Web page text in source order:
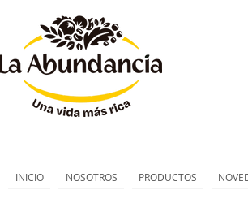
INICIO NOSOTROS PRODUCTOS